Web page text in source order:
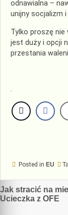
odnawialna –
unijny socjalizm i
Tylko proszę
jest duży i opcji
przestania
.
Posted in EU
Nawigacja
wpisu
Jak stracić na
Ucieczka z OFE